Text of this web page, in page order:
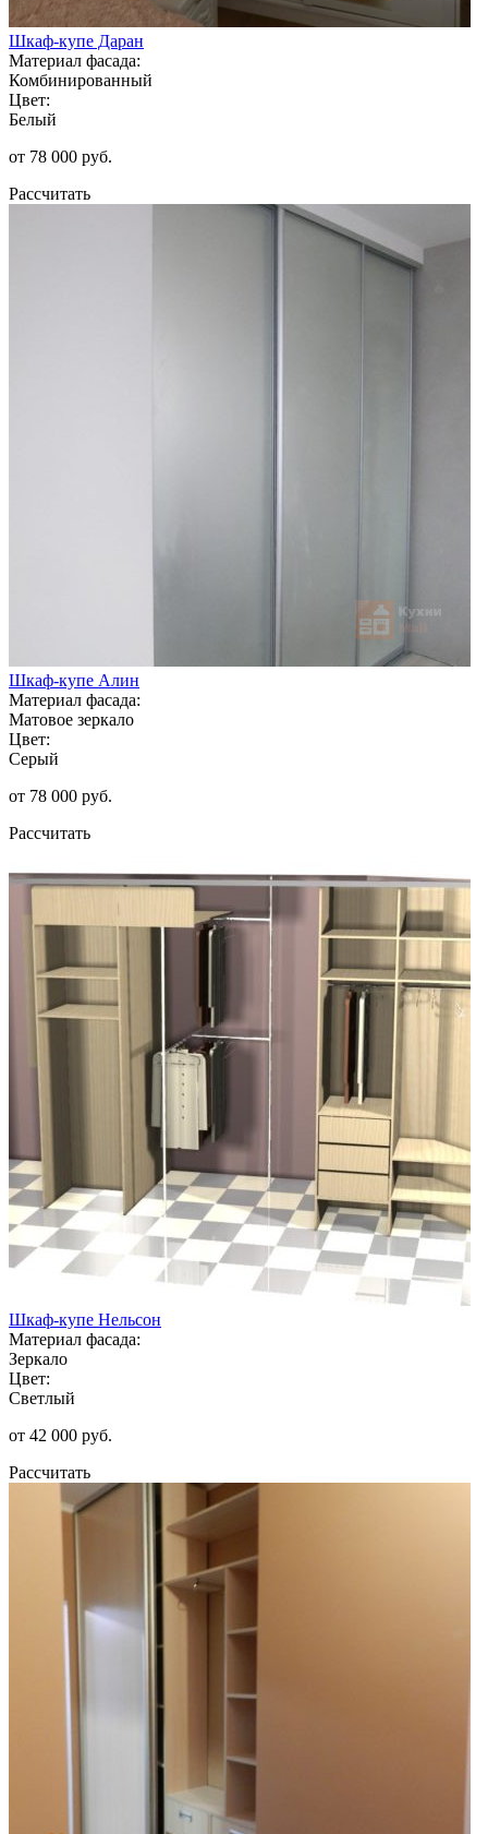
Шкаф-купе Даран
Материал фасада:
Комбинированный
Цвет:
Белый
от 78 000 руб.
Рассчитать
Шкаф-купе Алин
Материал фасада:
Матовое зеркало
Цвет:
Серый
от 78 000 руб.
Рассчитать
Шкаф-купе Нельсон
Материал фасада:
Зеркало
Цвет:
Светлый
от 42 000 руб.
Рассчитать